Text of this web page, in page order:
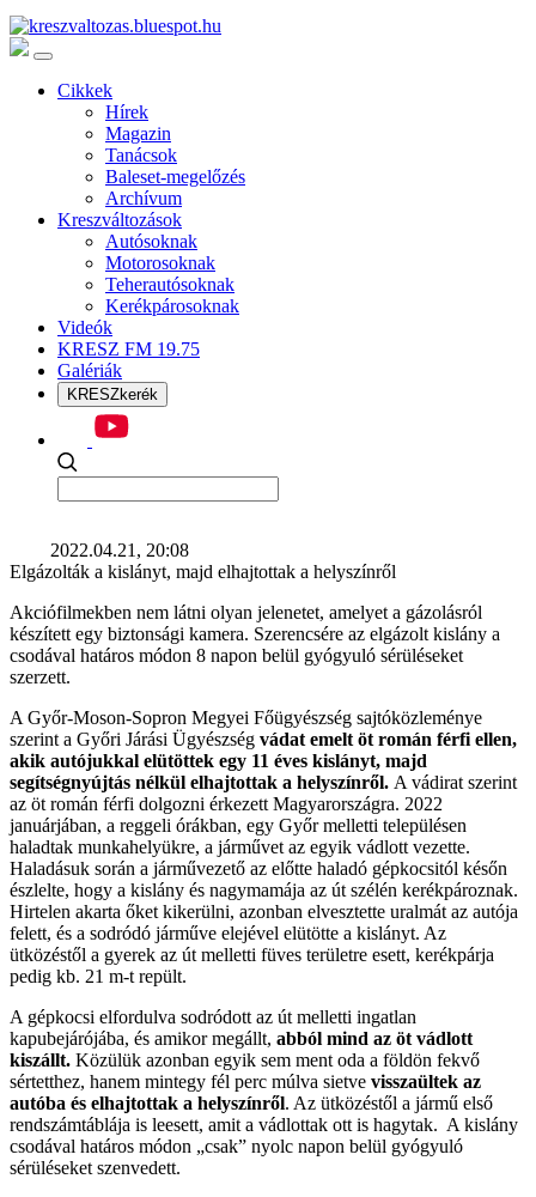
Cikkek
Hírek
Magazin
Tanácsok
Baleset-megelőzés
Archívum
Kreszváltozások
Autósoknak
Motorosoknak
Teherautósoknak
Kerékpárosoknak
Videók
KRESZ FM 19.75
Galériák
KRESZkerék
2022.04.21, 20:08
Elgázolták a kislányt, majd elhajtottak a helyszínről
Akciófilmekben nem látni olyan jelenetet, amelyet a gázolásról
készített egy biztonsági kamera. Szerencsére az elgázolt kislány a
csodával határos módon 8 napon belül gyógyuló sérüléseket
szerzett.
A Győr-Moson-Sopron Megyei Főügyészség sajtóközleménye
szerint a Győri Járási Ügyészség vádat emelt öt román férfi ellen,
akik autójukkal elütöttek egy 11 éves kislányt, majd
segítségnyújtás nélkül elhajtottak a helyszínről. A vádirat szerint
az öt román férfi dolgozni érkezett Magyarországra. 2022
januárjában, a reggeli órákban, egy Győr melletti településen
haladtak munkahelyükre, a járművet az egyik vádlott vezette.
Haladásuk során a járművezető az előtte haladó gépkocsitól későn
észlelte, hogy a kislány és nagymamája az út szélén kerékpároznak.
Hirtelen akarta őket kikerülni, azonban elvesztette uralmát az autója
felett, és a sodródó járműve elejével elütötte a kislányt. Az
ütközéstől a gyerek az út melletti füves területre esett, kerékpárja
pedig kb. 21 m-t repült.
A gépkocsi elfordulva sodródott az út melletti ingatlan
kapubejárójába, és amikor megállt, abból mind az öt vádlott
kiszállt. Közülük azonban egyik sem ment oda a földön fekvő
sértetthez, hanem mintegy fél perc múlva sietve visszaültek az
autóba és elhajtottak a helyszínről. Az ütközéstől a jármű első
rendszámtáblája is leesett, amit a vádlottak ott is hagytak. A kislány
csodával határos módon „csak” nyolc napon belül gyógyuló
sérüléseket szenvedett.